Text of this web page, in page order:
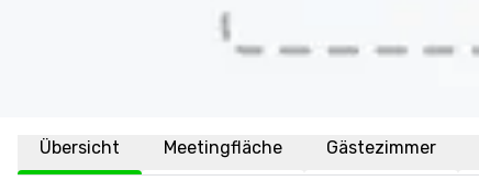
Übersicht Meetingfläche Gästezimmer